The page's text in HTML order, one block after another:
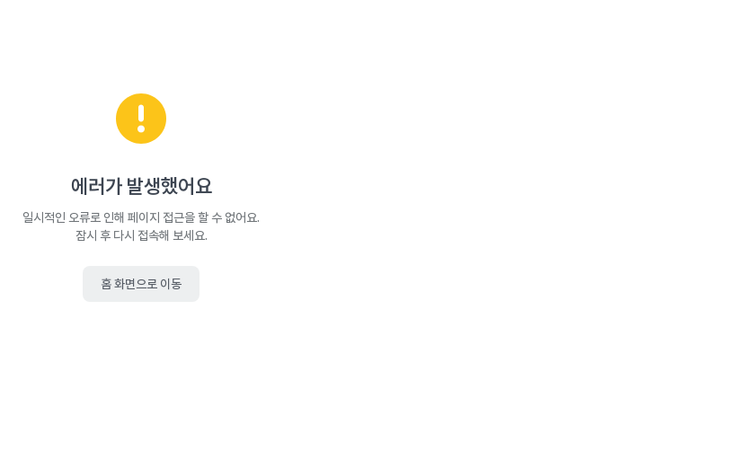
에러가 발생했어요
일시적인 오류로 인해 페이지 접근을 할 수 없어요.
잠시 후 다시 접속해 보세요.
홈 화면으로 이동